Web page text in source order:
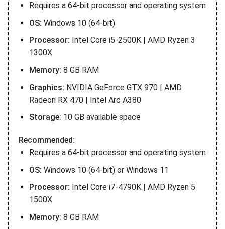
Requires a 64-bit processor and operating system
OS: Windows 10 (64-bit)
Processor: Intel Core i5-2500K | AMD Ryzen 3
1300X
Memory: 8 GB RAM
Graphics: NVIDIA GeForce GTX 970 | AMD
Radeon RX 470 | Intel Arc A380
Storage: 10 GB available space
Recommended:
Requires a 64-bit processor and operating system
OS: Windows 10 (64-bit) or Windows 11
Processor: Intel Core i7-4790K | AMD Ryzen 5
1500X
Memory: 8 GB RAM